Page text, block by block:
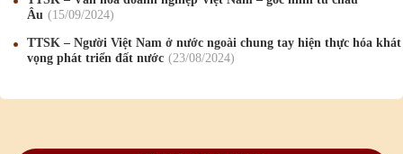
Âu
15/09/2024
TTSK – Người Việt Nam ở nước ngoài chung tay hiện thực hóa khát
vọng phát triển đất nước
23/08/2024
Chúc mừng Giáng sinh và Năm mới 2024
Mừng Xuân Quý Mão 2023 14/01/2023